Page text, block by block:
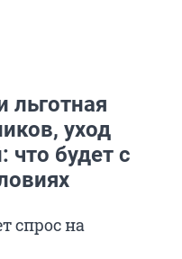
льготная
уход
что будет с
спрос на